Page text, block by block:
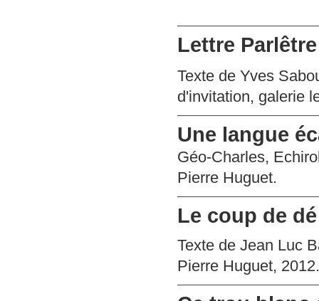
Lettre
Texte de Yves
d'invitation, galerie
Une langue
Géo-Charles,
Pierre Huguet.
Le coup de
Texte de Jean Luc
Pierre Huguet, 2012.